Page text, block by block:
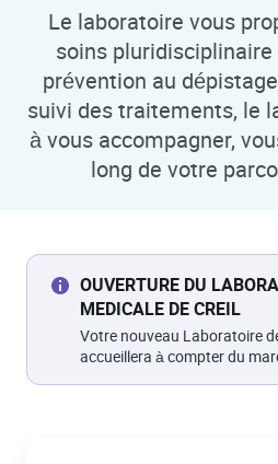
Le laboratoire vous
soins
prévention au
suivi des traitements, le
à vous accompagner,
long de votre
OUVERTURE DU
MEDICALE DE CREIL
Votre nouveau Laboratoire
accueillera à compter du